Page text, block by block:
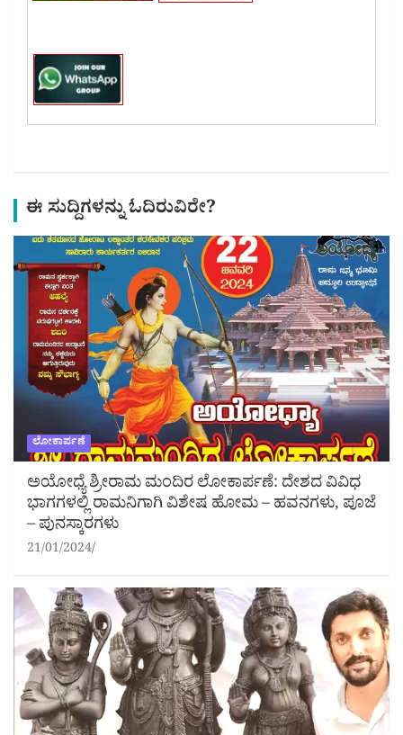
ಈ ಸುದ್ದಿಗಳನ್ನು ಓದಿರುವಿರೇ?
ಲೋಕಾರ್ಪಣೆ
ಅಯೋಧ್ಯೆ ಶ್ರೀರಾಮ ಮಂದಿರ ಲೋಕಾರ್ಪಣೆ: ದೇಶದ ವಿವಿಧ
ಭಾಗಗಳಲ್ಲಿ ರಾಮನಿಗಾಗಿ ವಿಶೇಷ ಹೋಮ – ಹವನಗಳು, ಪೂಜೆ
– ಪುನಸ್ಕಾರಗಳು
21/01/2024